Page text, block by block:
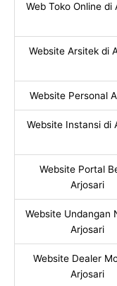
Web Toko Online di
Website Arsitek di
Website Personal
Website Instansi di
Website Portal
Arjosari
Website Undangan
Arjosari
Website Dealer
Arjosari